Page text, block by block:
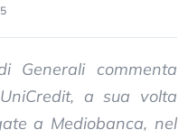
Generali commenta
a sua volta
a Mediobanca, nel